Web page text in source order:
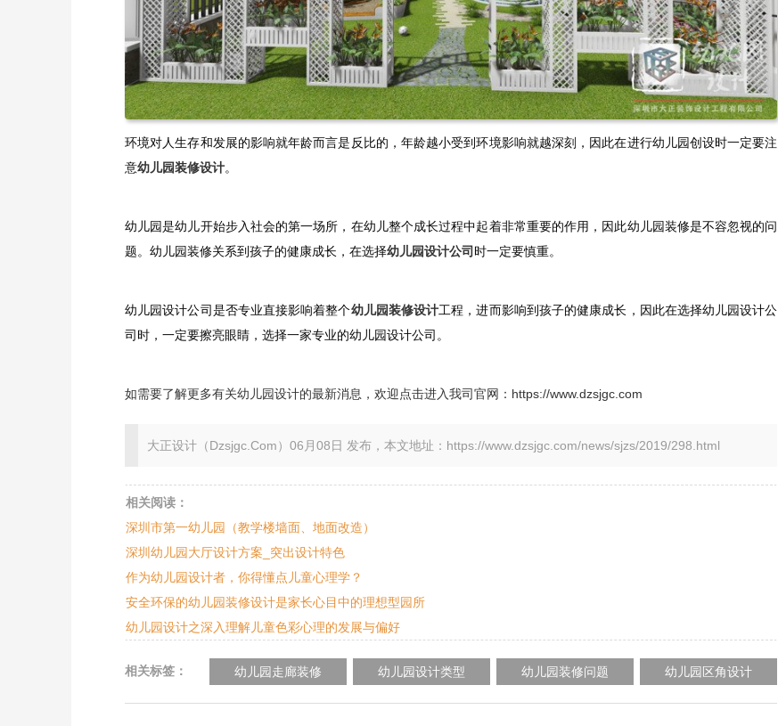
环境对人生存和发展的影响就年龄而言是反比的，年龄越小受到环境影响就越深刻，因此在进行幼儿园创设时一定要注
意幼儿园装修设计。
幼儿园是幼儿开始步入社会的第一场所，在幼儿整个成长过程中起着非常重要的作用，因此幼儿园装修是不容忽视的问
题。幼儿园装修关系到孩子的健康成长，在选择幼儿园设计公司 时一定要慎重。
幼儿园设计公司是否专业直接影响着整个幼儿园装修设计工程，进而影响到孩子的健康成长，因此在选择幼儿园设计公
司时，一定要擦亮眼睛，选择一家专业的幼儿园设计公司。
如需要了解更多有关幼儿园设计的最新消息，欢迎点击进入我司官网： https://www.dzsjgc.com
大正设计（Dzsjgc.Com）06月08日 发布，本文地址：https://www.dzsjgc.com/news/sjzs/2019/298.html
相关阅读：
深圳市第一幼儿园（教学楼墙面、地面改造）
深圳幼儿园大厅设计方案_突出设计特色
作为幼儿园设计者，你得懂点儿童心理学？
安全环保的幼儿园装修设计是家长心目中的理想型园所
幼儿园设计之深入理解儿童色彩心理的发展与偏好
相关标签： 幼儿园走廊装修 幼儿园设计类型 幼儿园装修问题 幼儿园区角设计